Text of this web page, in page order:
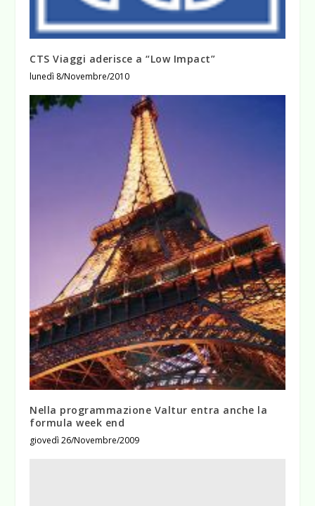
CTS Viaggi aderisce a “Low Impact”
lunedì 8/Novembre/2010
Nella programmazione Valtur entra anche la
formula week end
giovedì 26/Novembre/2009